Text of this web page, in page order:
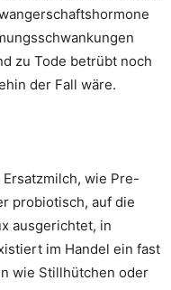
zu Tode betrübt noch
der Fall wäre.
wie Pre-
probiotisch, auf die
ausgerichtet, in
im Handel ein fast
wie Stillhütchen oder